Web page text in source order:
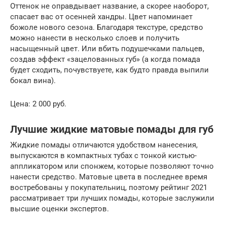
Оттенок не оправдывает название, а скорее наоборот,
спасает вас от осенней хандры. Цвет напоминает
божоле нового сезона. Благодаря текстуре, средство
можно нанести в несколько слоев и получить
насыщенный цвет. Или вбить подушечками пальцев,
создав эффект «зацелованных губ» (а когда помада
будет сходить, почувствуете, как будто правда выпили
бокал вина).
Цена: 2 000 руб.
Лучшие жидкие матовые помады для губ
Жидкие помады отличаются удобством нанесения,
выпускаются в компактных тубах с тонкой кистью-
аппликатором или спонжем, которые позволяют точно
нанести средство. Матовые цвета в последнее время
востребованы у покупательниц, поэтому рейтинг 2021
рассматривает три лучших помады, которые заслужили
высшие оценки экспертов.